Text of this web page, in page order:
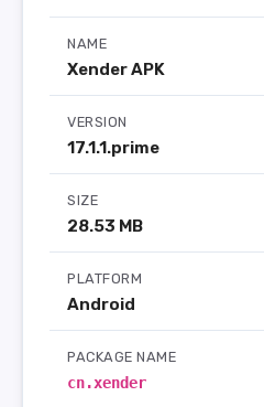
NAME
Xender APK
VERSION
17.1.1.prime
SIZE
28.53 MB
PLATFORM
Android
PACKAGE NAME
cn.xender